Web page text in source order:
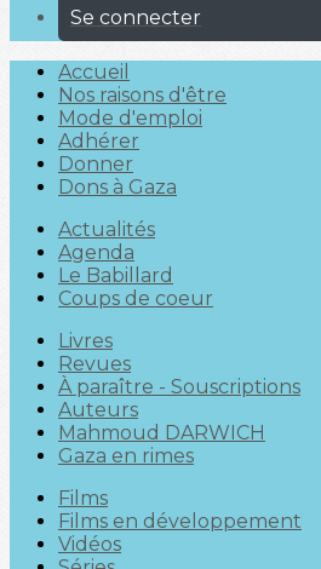
Se connecter
Accueil
Nos raisons d'être
Mode d'emploi
Adhérer
Donner
Dons à Gaza
Actualités
Agenda
Le Babillard
Coups de coeur
Livres
Revues
À paraître - Souscriptions
Auteurs
Mahmoud DARWICH
Gaza en rimes
Films
Films en développement
Vidéos